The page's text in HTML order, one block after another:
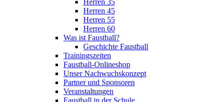
Herren 45
Herren 55
Herren 60
Was ist Faustball?
Geschichte Faustball
Trainingszeiten
Faustball-Onlineshop
Unser Nachwuchskonzept
Partner und Sponsoren
Veranstaltungen
Faustball in der Schule